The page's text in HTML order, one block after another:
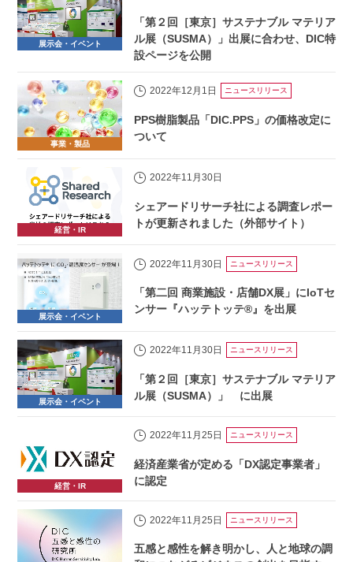
展示会・イベント
「第２回［東京］サステナブル マテリア
ル展（SUSMA）」出展に合わせ、DIC特
設ページを公開
事業・製品
2022年12月1日 ニュースリリース
PPS樹脂製品「DIC.PPS」の価格改定に
ついて
経営・IR
2022年11月30日
シェアードリサーチ社による調査レポー
トが更新されました（外部サイト）
展示会・イベント
2022年11月30日 ニュースリリース
「第二回 商業施設・店舗DX展」にIoTセ
ンサー『ハッテトッテ®』を出展
展示会・イベント
2022年11月30日 ニュースリリース
「第２回［東京］サステナブル マテリア
ル展（SUSMA）」 に出展
経営・IR
2022年11月25日 ニュースリリース
経済産業省が定める「DX認定事業者」
に認定
2022年11月25日 ニュースリリース
五感と感性を解き明かし、人と地球の調